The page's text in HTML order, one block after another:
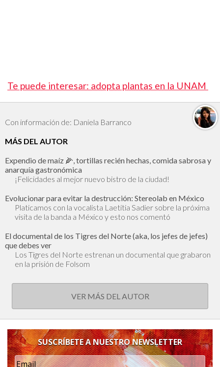
Te puede interesar: adopta plantas en la UNAM
Con información de: Daniela Barranco
MÁS DEL AUTOR
Expendio de maíz 🌽, tortillas recién hechas, comida sabrosa y
anarquía gastronómica
¡Felicidades al mejor nuevo bistro de la ciudad!
Evolucionar para evitar la destrucción: Stereolab en México
Platicamos con la vocalista Laetitia Sadier sobre la próxima
visita de la banda a México y esto nos comentó
El documental de los Tigres del Norte (aka, los jefes de jefes)
que debes ver
Los Tigres del Norte estrenan un documental que grabaron
en la prisión de Folsom
VER MÁS DEL AUTOR
SUSCRÍBETE A NUESTRO NEWSLETTER